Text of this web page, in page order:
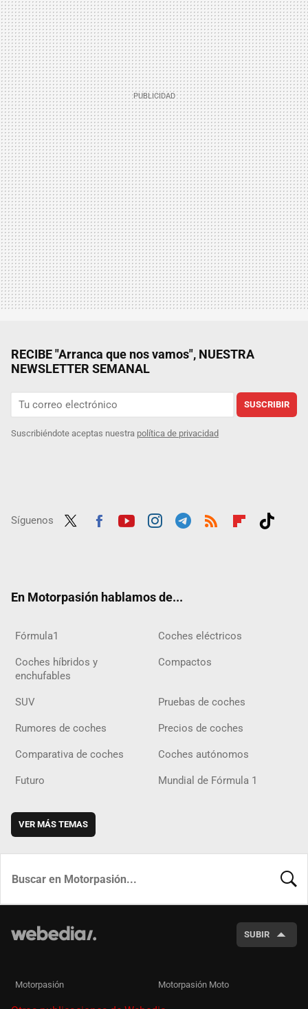
RECIBE "Arranca que nos vamos", NUESTRA
NEWSLETTER SEMANAL
SUSCRIBIR
Suscribiéndote aceptas nuestra política de privacidad
Síguenos
En Motorpasión hablamos de...
Fórmula1 Coches eléctricos
Coches híbridos y
enchufables
Compactos
SUV Pruebas de coches
Rumores de coches Precios de coches
Comparativa de coches Coches autónomos
Futuro Mundial de Fórmula 1
VER MÁS TEMAS
SUBIR
Motorpasión Motorpasión Moto